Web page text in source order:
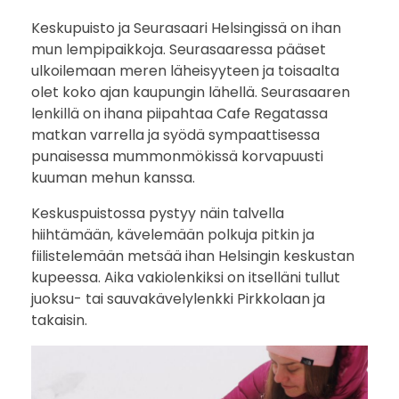
Keskupuisto ja Seurasaari Helsingissä on ihan
mun lempipaikkoja. Seurasaaressa pääset
ulkoilemaan meren läheisyyteen ja toisaalta
olet koko ajan kaupungin lähellä. Seurasaaren
lenkillä on ihana piipahtaa Cafe Regatassa
matkan varrella ja syödä sympaattisessa
punaisessa mummonmökissä korvapuusti
kuuman mehun kanssa.
Keskuspuistossa pystyy näin talvella
hiihtämään, kävelemään polkuja pitkin ja
fiilistelemään metsää ihan Helsingin keskustan
kupeessa. Aika vakiolenkiksi on itselläni tullut
juoksu- tai sauvakävelylenkki Pirkkolaan ja
takaisin.